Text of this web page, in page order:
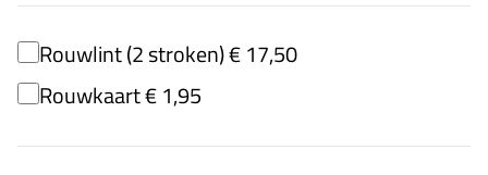
Rouwlint (2 stroken) € 17,50
Rouwkaart € 1,95